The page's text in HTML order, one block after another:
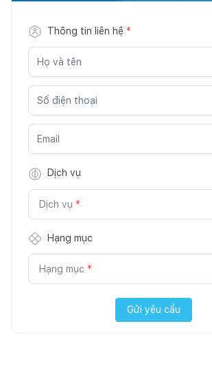
Thông tin liên hệ *
Dịch vụ
Dịch vụ *
Hạng mục
Hạng mục *
Gửi yêu cầu